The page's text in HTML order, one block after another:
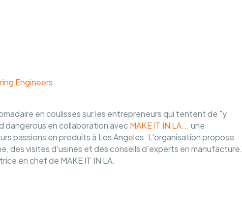
Engineers.
en coulisses sur les entrepreneurs qui tentent de "y
dangerous en collaboration avec MAKE IT IN LA... une
passions en produits à Los Angeles. L'organisation propose
des visites d'usines et des conseils d'experts en manufacture.
en chef de MAKE IT IN LA.